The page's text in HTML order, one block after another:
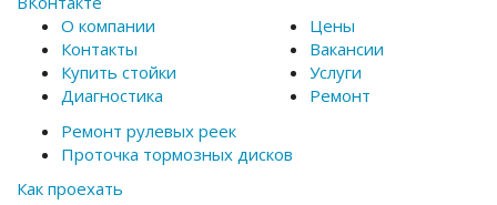
О компании
Контакты
Купить стойки
Диагностика
Цены
Вакансии
Услуги
Ремонт
Ремонт рулевых реек
Проточка тормозных дисков
Как проехать